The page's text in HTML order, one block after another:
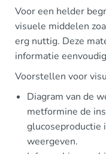
Voor een helder
visuele middelen
erg nuttig. Deze
informatie
Voorstellen voor
Diagram van de
metformine de
glucoseproductie
weergeven.